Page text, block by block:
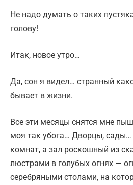
Не надо думать о таких
голову!
Итак, новое утро…
Да, сон я видел… странный
бывает в жизни.
Все эти месяцы снятся мне
моя так убога… Дворцы,
комнат, а зал роскошный из
люстрами в голубых огнях —
серебряными столами, на